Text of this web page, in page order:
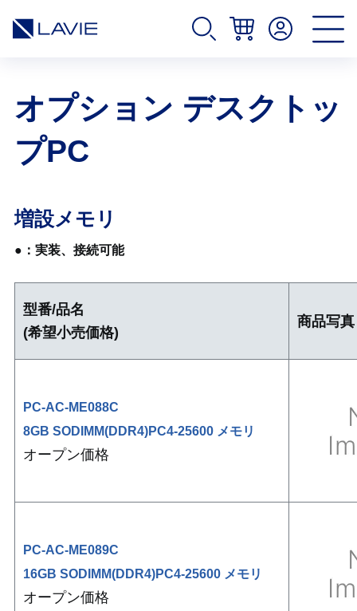
オプション デスクトッ
プPC
増設メモリ
●：実装、接続可能
型番/品名
(希望小売価格)
商品写真
PC-AC-ME088C
8GB SODIMM(DDR4)PC4-25600 メモリ
オープン価格
PC-AC-ME089C
16GB SODIMM(DDR4)PC4-25600 メモリ
オープン価格